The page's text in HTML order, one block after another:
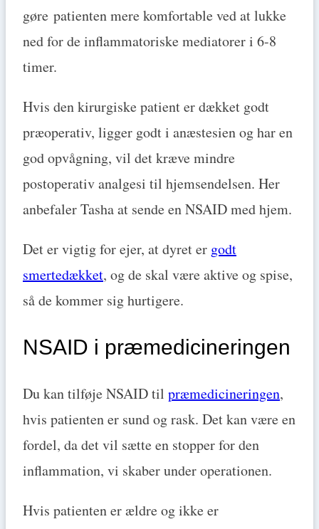
gøre patienten mere komfortable ved at lukke
ned for de inflammatoriske mediatorer i 6-8
timer.
Hvis den kirurgiske patient er dækket godt
præoperativ, ligger godt i anæstesien og har en
god opvågning, vil det kræve mindre
postoperativ analgesi til hjemsendelsen. Her
anbefaler Tasha at sende en NSAID med hjem.
Det er vigtig for ejer, at dyret er godt
smertedækket, og de skal være aktive og spise,
så de kommer sig hurtigere.
NSAID i præmedicineringen
Du kan tilføje NSAID til præmedicineringen,
hvis patienten er sund og rask. Det kan være en
fordel, da det vil sætte en stopper for den
inflammation, vi skaber under operationen.
Hvis patienten er ældre og ikke er